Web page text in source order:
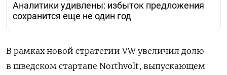
Аналитики удивлены: избыток предложения
сохранится еще не один год
В рамках новой стратегииVWувеличил долю
в шведском стартапе Northvolt, выпускающем